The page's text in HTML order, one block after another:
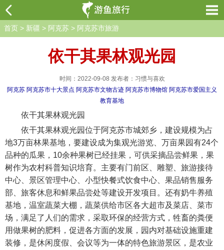
首页 > 新疆 > 阿克苏 > 阿克苏市旅游
依干其果林观光园
时间：2022-09-08 发布者：习惯与喜欢
阿克苏 阿克苏市十大景点 阿克苏市文物古迹 阿克苏市博物馆 阿克苏市爱国主义
教育基地
依干其果林观光园
依干其果林观光园位于阿克苏市城郊乡，建设规模为占
地3万亩林果基地，要建设成为集观光游览、万亩果园有24个
品种的瓜果，10余种果树已经挂果，可供采摘品尝鲜果，果
树作为农村科普知识培育。主要有门前区、雕塑、旅游接待
中心、景区管理中心、小型快餐式饮食中心、果品销售服务
部、旅客休息和鲜果品尝处等建设开发项目。还有奶牛养殖
基地，温室蔬菜大棚，蔬菜供给市区各大超市及菜店、菜市
场，满足了人们的需求，采取环保的经营方式，牲畜的粪便
用做果树的肥料，促进各方面的发展，园内对基础设施重建
装修，是休闲度假、会议等为一体的特色旅游景区，是农业